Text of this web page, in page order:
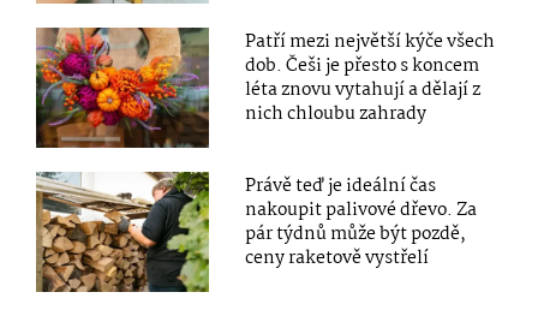
Patří mezi největší kýče všech
dob. Češi je přesto s koncem
léta znovu vytahují a dělají z
nich chloubu zahrady
Právě teď je ideální čas
nakoupit palivové dřevo. Za
pár týdnů může být pozdě,
ceny raketově vystřelí